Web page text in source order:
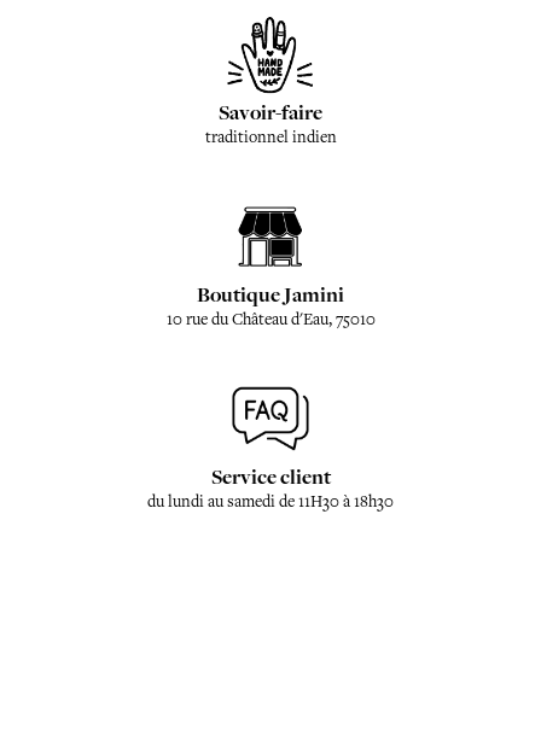
Savoir-faire
traditionnel indien
Boutique Jamini
10 rue du Château d'Eau, 75010
Service client
du lundi au samedi de 11H30 à 18h30